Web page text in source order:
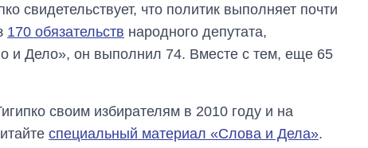
свидетельствует, что политик выполняет почти
170 обязательств народного депутата,
и Дело», он выполнил 74. Вместе с тем, еще 65
своим избирателям в 2010 году и на
специальный материал «Слова и Дела».